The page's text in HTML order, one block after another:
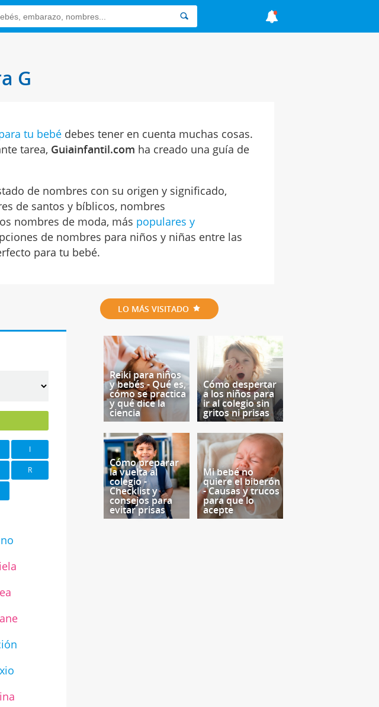
G
tu bebédebes tener en cuenta muchas cosas.
tarea, Guiainfantil.com ha creado una guía de
de nombres con su origen y significado,
de santos y bíblicos, nombres
nombres de moda, más populares y
de nombres para niños y niñas entre las
para tu bebé.
I
R
LO MÁS VISITADO
Reiki para niños
y bebés - Qué es,
cómo se practica
y qué dice la
ciencia
Cómo despertar
a los niños para
ir al colegio sin
gritos ni prisas
Cómo preparar
la vuelta al
colegio -
Checklist y
consejos para
evitar prisas
Mi bebé no
quiere el biberón
- Causas y trucos
para que lo
acepte